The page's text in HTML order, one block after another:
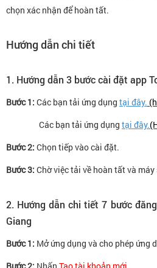
chọn xác nhận để hoàn tất.
Hướng dẫn chi tiết
1. Hướng dẫn 3 bước cài đặt app
Bước 1: Các bạn tải ứng dụng tại đây.
Các bạn tải ứng dụng tại đây.
Bước 2: Chọn tiếp vào cài đặt.
Bước 3: Chờ việc tải về hoàn tất và
2. Hướng dẫn chi tiết 7 bước
Giang
Bước 1: Mở ứng dụng và cho phép ứng